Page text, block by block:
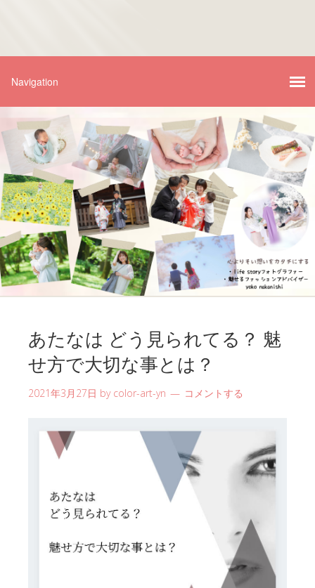
あたなは どう見られてる？ 魅
せ方で大切な事とは？
2021年3月27日 by color-art-yn コメントする